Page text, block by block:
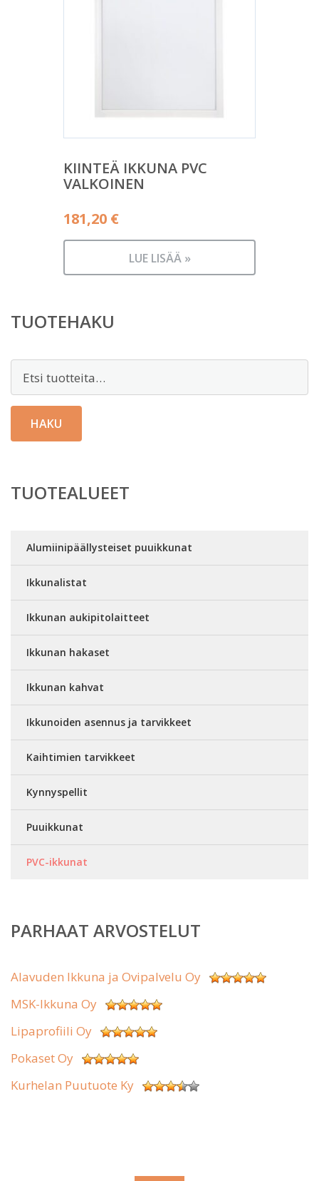
KIINTEÄ IKKUNA PVC
VALKOINEN
181,20 €
LUE LISÄÄ »
TUOTEHAKU
HAKU
TUOTEALUEET
Alumiinipäällysteiset puuikkunat
Ikkunalistat
Ikkunan aukipitolaitteet
Ikkunan hakaset
Ikkunan kahvat
Ikkunoiden asennus ja tarvikkeet
Kaihtimien tarvikkeet
Kynnyspellit
Puuikkunat
PVC-ikkunat
PARHAAT ARVOSTELUT
Alavuden Ikkuna ja Ovipalvelu Oy
MSK-Ikkuna Oy
Lipaprofiili Oy
Pokaset Oy
Kurhelan Puutuote Ky